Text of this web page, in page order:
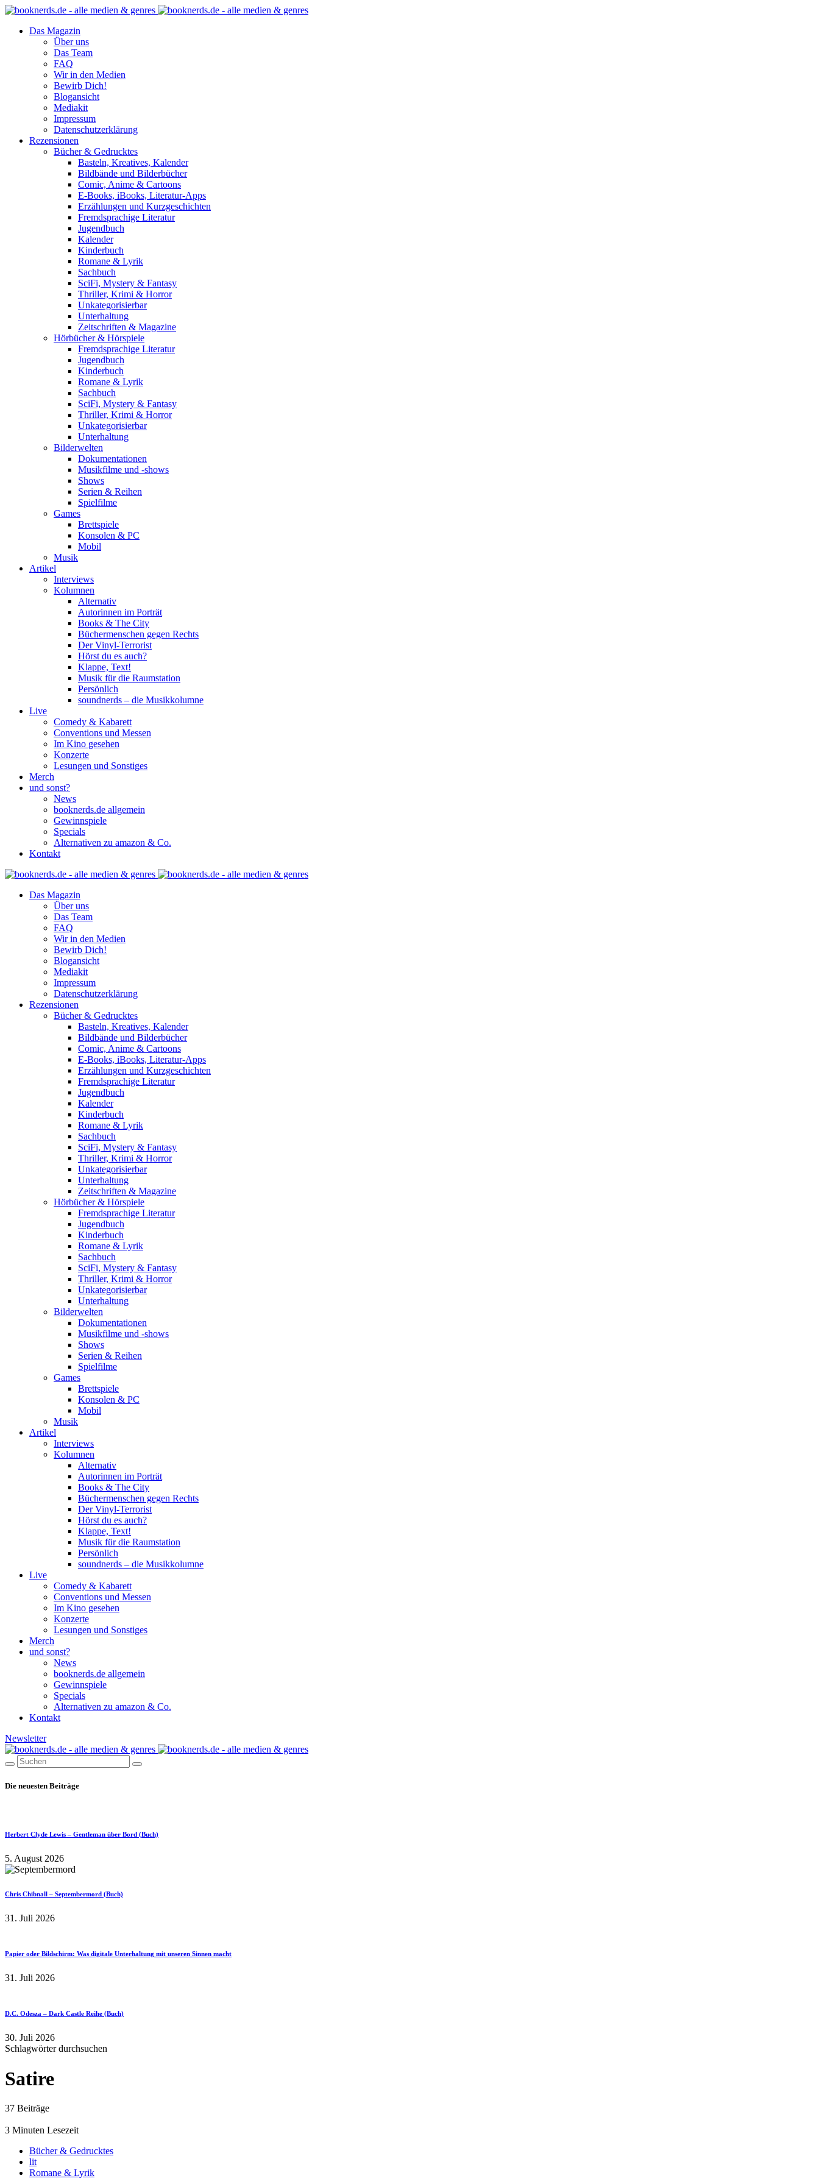
Das Magazin
Über uns
Das Team
FAQ
Wir in den Medien
Bewirb Dich!
Blogansicht
Mediakit
Impressum
Datenschutzerklärung
Rezensionen
Bücher & Gedrucktes
Basteln, Kreatives, Kalender
Bildbände und Bilderbücher
Comic, Anime & Cartoons
E-Books, iBooks, Literatur-Apps
Erzählungen und Kurzgeschichten
Fremdsprachige Literatur
Jugendbuch
Kalender
Kinderbuch
Romane & Lyrik
Sachbuch
SciFi, Mystery & Fantasy
Thriller, Krimi & Horror
Unkategorisierbar
Unterhaltung
Zeitschriften & Magazine
Hörbücher & Hörspiele
Fremdsprachige Literatur
Jugendbuch
Kinderbuch
Romane & Lyrik
Sachbuch
SciFi, Mystery & Fantasy
Thriller, Krimi & Horror
Unkategorisierbar
Unterhaltung
Bilderwelten
Dokumentationen
Musikfilme und -shows
Shows
Serien & Reihen
Spielfilme
Games
Brettspiele
Konsolen & PC
Mobil
Musik
Artikel
Interviews
Kolumnen
Alternativ
Autorinnen im Porträt
Books & The City
Büchermenschen gegen Rechts
Der Vinyl-Terrorist
Hörst du es auch?
Klappe, Text!
Musik für die Raumstation
Persönlich
soundnerds – die Musikkolumne
Live
Comedy & Kabarett
Conventions und Messen
Im Kino gesehen
Konzerte
Lesungen und Sonstiges
Merch
und sonst?
News
booknerds.de allgemein
Gewinnspiele
Specials
Alternativen zu amazon & Co.
Kontakt
Das Magazin
Über uns
Das Team
FAQ
Wir in den Medien
Bewirb Dich!
Blogansicht
Mediakit
Impressum
Datenschutzerklärung
Rezensionen
Bücher & Gedrucktes
Basteln, Kreatives, Kalender
Bildbände und Bilderbücher
Comic, Anime & Cartoons
E-Books, iBooks, Literatur-Apps
Erzählungen und Kurzgeschichten
Fremdsprachige Literatur
Jugendbuch
Kalender
Kinderbuch
Romane & Lyrik
Sachbuch
SciFi, Mystery & Fantasy
Thriller, Krimi & Horror
Unkategorisierbar
Unterhaltung
Zeitschriften & Magazine
Hörbücher & Hörspiele
Fremdsprachige Literatur
Jugendbuch
Kinderbuch
Romane & Lyrik
Sachbuch
SciFi, Mystery & Fantasy
Thriller, Krimi & Horror
Unkategorisierbar
Unterhaltung
Bilderwelten
Dokumentationen
Musikfilme und -shows
Shows
Serien & Reihen
Spielfilme
Games
Brettspiele
Konsolen & PC
Mobil
Musik
Artikel
Interviews
Kolumnen
Alternativ
Autorinnen im Porträt
Books & The City
Büchermenschen gegen Rechts
Der Vinyl-Terrorist
Hörst du es auch?
Klappe, Text!
Musik für die Raumstation
Persönlich
soundnerds – die Musikkolumne
Live
Comedy & Kabarett
Conventions und Messen
Im Kino gesehen
Konzerte
Lesungen und Sonstiges
Merch
und sonst?
News
booknerds.de allgemein
Gewinnspiele
Specials
Alternativen zu amazon & Co.
Kontakt
Newsletter
Die neuesten Beiträge
Herbert Clyde Lewis – Gentleman über Bord (Buch)
5. August 2026
Chris Chibnall – Septembermord (Buch)
31. Juli 2026
Papier oder Bildschirm: Was digitale Unterhaltung mit unseren Sinnen macht
31. Juli 2026
D.C. Odesza – Dark Castle Reihe (Buch)
30. Juli 2026
Schlagwörter durchsuchen
Satire
37 Beiträge
3 Minuten Lesezeit
Bücher & Gedrucktes
lit
Romane & Lyrik